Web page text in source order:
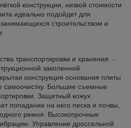
конструкции, низкой стоимости
идеально подойдет для
строительством и
транспортировки и хранения. -
заколенной
конструкция основания плиты
самоочистку. Большие съемные
Защитный кожух
попадание на него песка и почвы,
ремня. Высокопрочные
Управление дроссельной